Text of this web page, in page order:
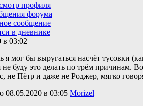
профиля
форума
сообщение
в дневнике
в 03:02
я мог бы выругаться насчёт тусовки
буду это делать по трём причинам.
не Пётр и даже не Роджер, мягко
08.05.2020 в 03:05 Morizel